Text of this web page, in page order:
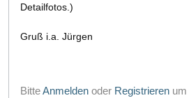
Detailfotos.)
Gruß i.a. Jürgen
BitteAnmelden oder Registrieren